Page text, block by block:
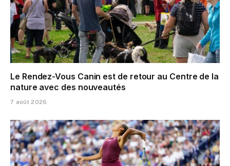
Le Rendez-Vous Canin est de retour au Centre de la
nature avec des nouveautés
7 août 2026